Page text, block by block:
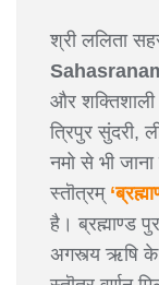
श्री ललिता
और शक्तिशाली
त्रिपुर सुंदरी,
नमो से भी
स्तॊत्रम्
है। ब्रह्माण्ड
अगस्त्य ऋषि